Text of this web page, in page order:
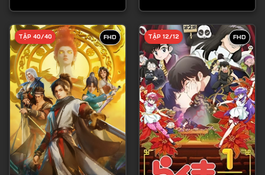
Tập 39
Tập 40
Tập 41
Tập 42
Tập 43
Tập 44
Tập 45
Tập 46
FHD
TẬP 40/40 FHD
TẬP 12/12